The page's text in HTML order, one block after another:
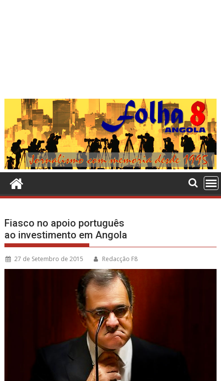
Fiasco no apoio português
ao investimento em Angola
27 de Setembro de 2015 Redacção F8